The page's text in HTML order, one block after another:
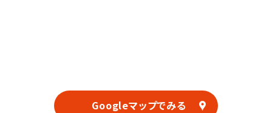
Googleマップでみる